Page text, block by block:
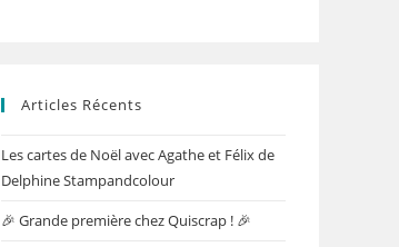
Articles Récents
Les cartes de Noël avec Agathe et Félix de
Delphine Stampandcolour
🎉 Grande première chez Quiscrap ! 🎉